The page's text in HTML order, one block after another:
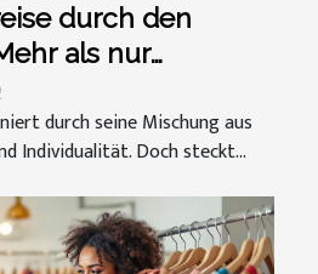
durch den
als nur
durch seine Mischung aus
Individualität. Doch steckt...